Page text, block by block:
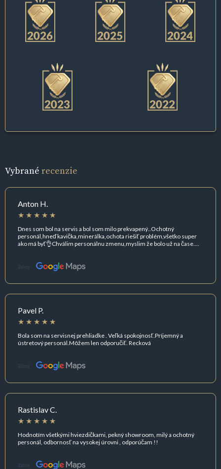
Vybrané recenzie
Anton H.
Dnes som bol na servis a bol som milo prekvapený..Ochotný
personál,hneď kavička,minerálka,ochota riešiť problém,všetko super
ako má byť👌Chválim personálnu zmenu,myslim že bolo už na čase....
Zdroj:
Pavel P.
Bola som na servisnej prehliadke . Veľká spokojnosť.Príjemný a
ústretový personál.Môžem len odporučiť. Recková
Zdroj:
Rastislav C.
Hodnotím všetkými hviezdičkami, pekný showroom, milý a ochotný
personál, odbornosť na vysokej úrovni , odporúčam !!
Zdroj: